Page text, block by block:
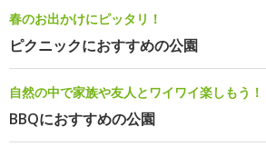
春のお出かけにピッタリ！
ピクニックにおすすめの公園
自然の中で家族や友人とワイワイ楽しもう！
BBQにおすすめの公園